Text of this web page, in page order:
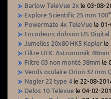
Barlow TeleVue 2x le 03-08-
Explore Scientific 25 mm 100°
Powermate 4x TeleVue le
Encodeurs dobson US Digital
Jumelles 20x80 HK5 Kepler le
Filtre UHC Astronomik 48mm
Filtre 03 non monté 38mm le
Vends oculaire Orion 32 mm
Nagler 22 type 4 le 22-08-
Delos 10 Televue le 04-02-